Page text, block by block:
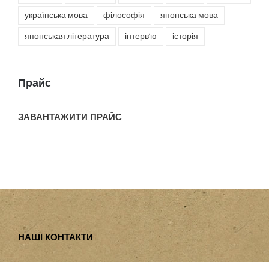
українська мова філософія японська мова
японськая література інтерв'ю історія
Прайс
ЗАВАНТАЖИТИ ПРАЙС
НАШІ КОНТАКТИ